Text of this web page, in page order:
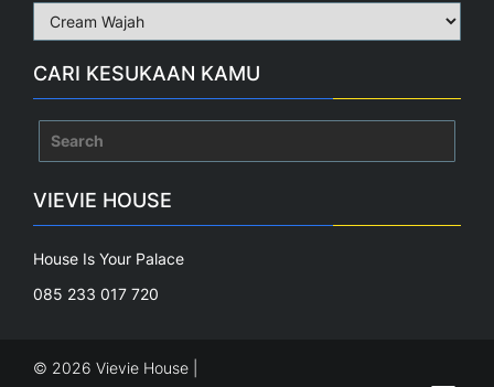
CARI KESUKAAN KAMU
VIEVIE HOUSE
House Is Your Palace
085 233 017 720
© 2026 Vievie House |